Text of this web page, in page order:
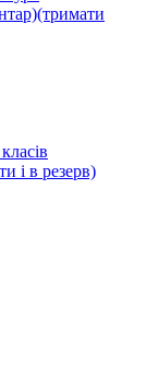
і в резерв)